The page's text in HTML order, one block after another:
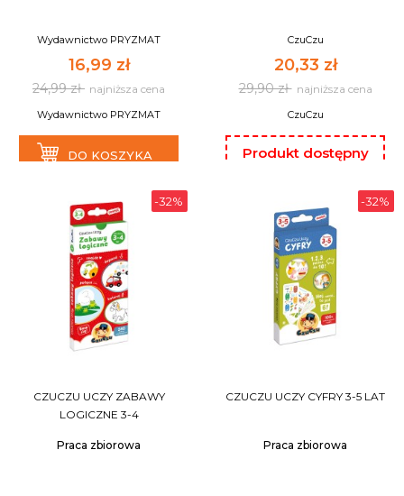
Wydawnictwo PRYZMAT
16,99 zł
24,99 zł najniższa cena
Wydawnictwo PRYZMAT
DO KOSZYKA
CzuCzu
20,33 zł
29,90 zł najniższa cena
CzuCzu
Produkt dostępny
DO KOSZYKA
-32%
CZUCZU UCZY ZABAWY
LOGICZNE 3-4
Praca zbiorowa
-32%
CZUCZU UCZY CYFRY 3-5 LAT
Praca zbiorowa